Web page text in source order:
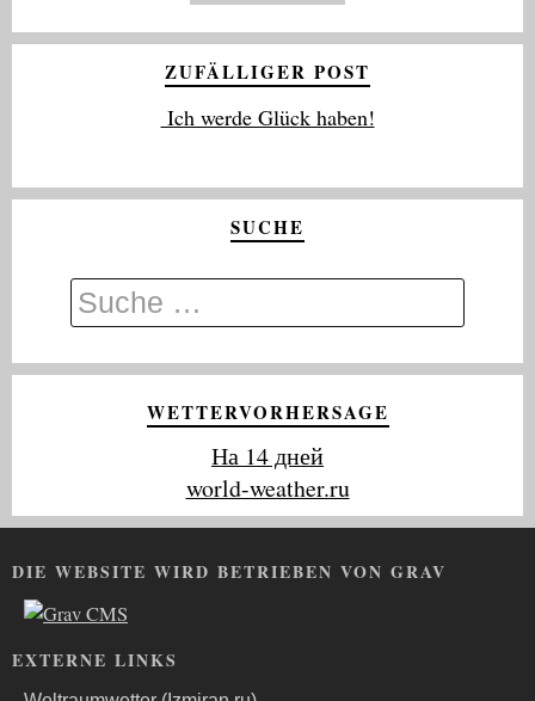
ZUFÄLLIGER POST
Ich werde Glück haben!
SUCHE
WETTERVORHERSAGE
На 14 дней
world-weather.ru
DIE WEBSITE WIRD BETRIEBEN VON GRAV
EXTERNE LINKS